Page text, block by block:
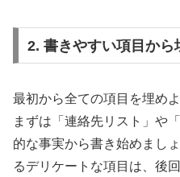
2. 書きやすい項目から
最初から全ての項目を埋め
まずは「連絡先リスト」や
的な事実から書き始めまし
るデリケートな項目は、後